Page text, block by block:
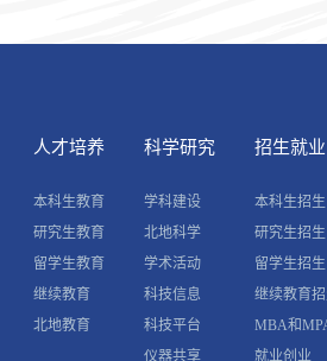
人才培养
本科生教育
研究生教育
留学生教育
继续教育
北地教育
科学研究
学科建设
北地科学
学术活动
科技信息
科技平台
仪器共享
招生就业
本科生招生
研究生招生
留学生招生
继续教育
MBA和
就业创业